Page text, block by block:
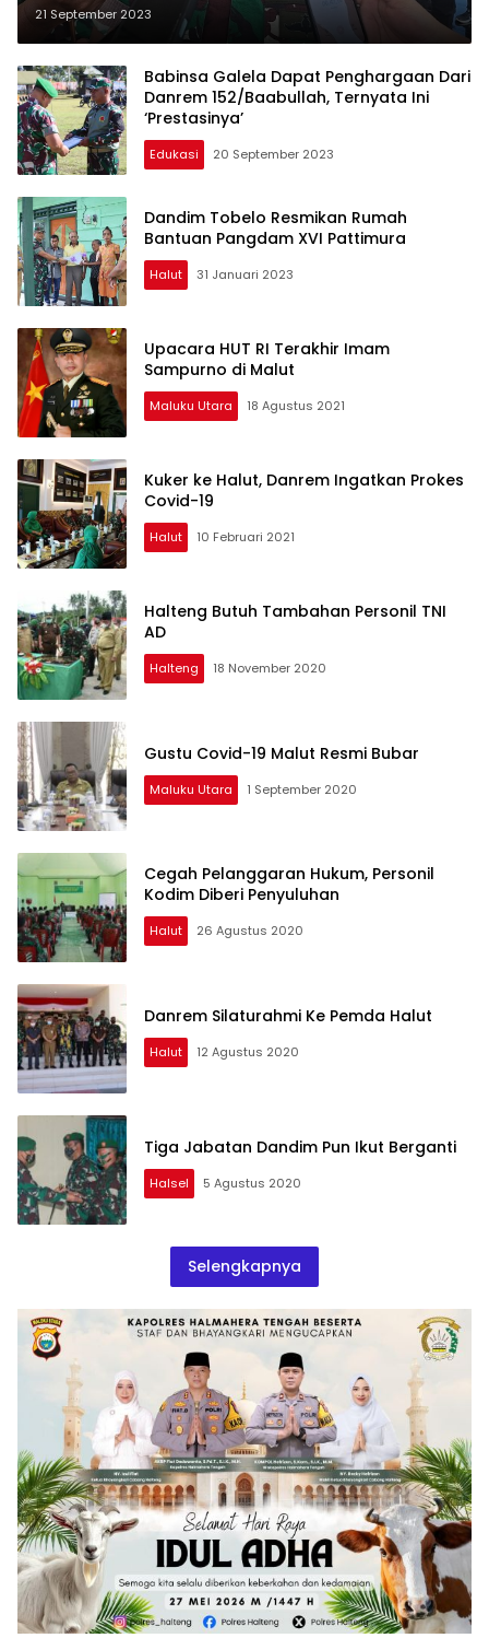
21 September 2023
Babinsa Galela Dapat Penghargaan Dari
Danrem 152/Baabullah, Ternyata Ini
‘Prestasinya’
Edukasi 20 September 2023
Dandim Tobelo Resmikan Rumah
Bantuan Pangdam XVI Pattimura
Halut 31 Januari 2023
Upacara HUT RI Terakhir Imam
Sampurno di Malut
Maluku Utara 18 Agustus 2021
Kuker ke Halut, Danrem Ingatkan Prokes
Covid-19
Halut 10 Februari 2021
Halteng Butuh Tambahan Personil TNI
AD
Halteng 18 November 2020
Gustu Covid-19 Malut Resmi Bubar
Maluku Utara 1 September 2020
Cegah Pelanggaran Hukum, Personil
Kodim Diberi Penyuluhan
Halut 26 Agustus 2020
Danrem Silaturahmi Ke Pemda Halut
Halut 12 Agustus 2020
Tiga Jabatan Dandim Pun Ikut Berganti
Halsel 5 Agustus 2020
Selengkapnya